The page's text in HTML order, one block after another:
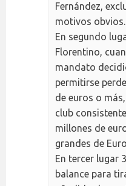
Fernández,
motivos obvios.
En segundo
Florentino,
mandato
permitirse
de euros o
club
millones de
grandes de
En tercer lugar
balance para